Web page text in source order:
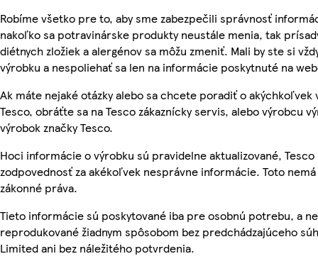
Robíme všetko pre to, aby sme zabezpečili správnosť
nakoľko sa potravinárske produkty neustále menia, tak
diétnych zložiek a alergénov sa môžu zmeniť. Mali by ste si
výrobku a nespoliehať sa len na informácie poskytnuté na
Ak máte nejaké otázky alebo sa chcete poradiť o akýchkoľvek
Tesco, obráťte sa na Tesco zákaznícky servis, alebo výrobcu
výrobok značky Tesco.
Hoci informácie o výrobku sú pravidelne aktualizované, Tesco
zodpovednosť za akékoľvek nesprávne informácie. Toto nemá
zákonné práva.
Tieto informácie sú poskytované iba pre osobnú potrebu, a
reprodukované žiadnym spôsobom bez predchádzajúceho
Limited ani bez náležitého potvrdenia.